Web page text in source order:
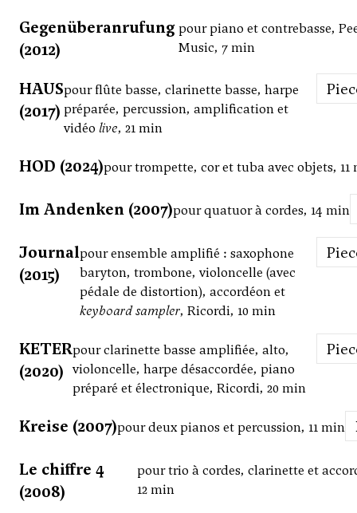
Gegenüberanrufung
(2012)
pour piano et contrebasse,
Music, 7 min
HAUS
(2017)
pour flûte basse, clarinette basse, harpe
préparée, percussion, amplification et
vidéo live, 21 min
HOD (2024)pour trompette, cor et tuba avec objets, 11
Im Andenken (2007)pour quatuor à cordes, 14 min
Journal
(2015)
pour ensemble amplifié : saxophone
baryton, trombone, violoncelle (avec
pédale de distortion), accordéon et
keyboard sampler, Ricordi, 10 min
KETER
(2020)
pour clarinette basse amplifiée, alto,
violoncelle, harpe désaccordée, piano
préparé et électronique, Ricordi, 20 min
Kreise (2007)pour deux pianos et percussion, 11 min
Le chiffre 4
(2008)
pour trio à cordes, clarinette et
12 min